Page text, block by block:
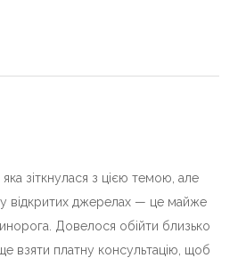
зіткнулася з цією темою, але
відкритих джерелах — це майже
Довелося обійти близько
ще взяти платну консультацію, щоб